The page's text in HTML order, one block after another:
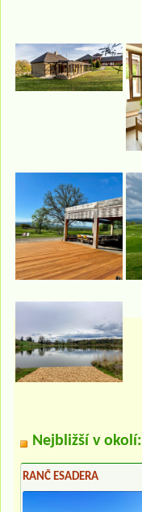
Nejbližší v okolí:
RANČ ESADERA